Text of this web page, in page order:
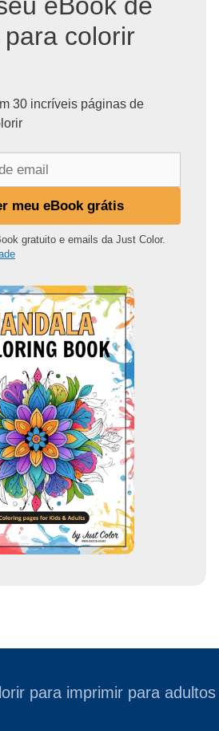
colorir
30 incríveis páginas de
meu eBook grátis
gratuito e emails da Just Color.
para imprimir para adultos